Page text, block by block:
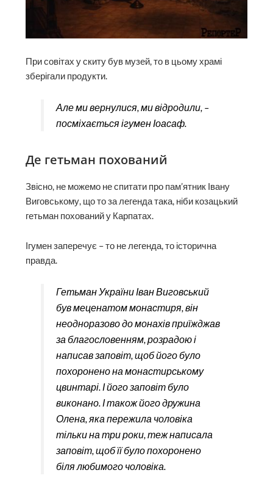
При совітах у скиту був музей, то в цьому храмі
зберігали продукти.
Але ми вернулися, ми відродили, –
посміхається ігумен Іоасаф.
Де гетьман похований
Звісно, не можемо не спитати про пам’ятник Івану
Виговському, що то за легенда така, ніби козацький
гетьман похований у Карпатах.
Ігумен заперечує – то не легенда, то історична
правда.
Гетьман України Іван Виговський
був меценатом монастиря, він
неодноразово до монахів приїжджав
за благословенням, розрадою і
написав заповіт, щоб його було
похоронено на монастирському
цвинтарі. І його заповіт було
виконано. І також його дружина
Олена, яка пережила чоловіка
тільки на три роки, теж написала
заповіт, щоб її було похоронено
біля любимого чоловіка.